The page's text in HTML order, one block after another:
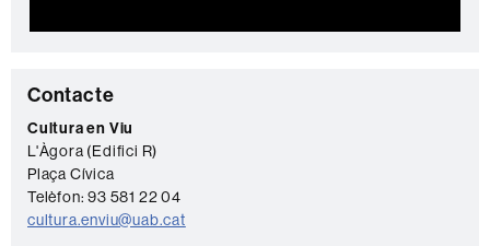
C
o
n
t
a
Contacte
Cultura en Viu
L'Àgora (Edifici R)
Plaça Cívica
Telèfon: 93 581 22 04
cultura.enviu@uab.cat